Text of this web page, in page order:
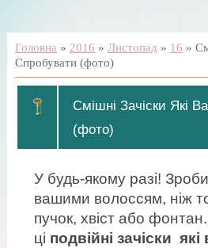
Головна » 2016 » Листопад » 16 »
Спробувати (фото)
Смішні Зачіски Які
(фото)
У будь-якому разі!
вашими волоссям, ніж
пучок, хвіст або
ці подвійні зачіски які